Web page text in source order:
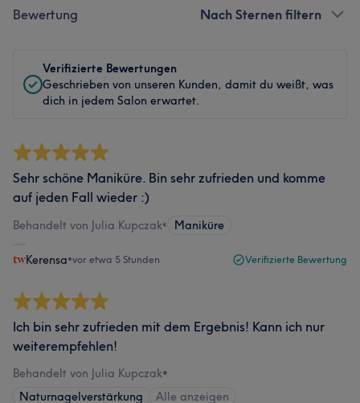
Bewertung Nach Sternen filtern
Verifizierte Bewertungen
Geschrieben von unseren Kunden, damit du weißt, was
dich in jedem Salon erwartet.
Sehr schöne Maniküre. Bin sehr zufrieden und komme
auf jeden Fall wieder :)
Behandelt von Julia Kupczak• Maniküre
Kerensa•vor etwa 5 Stunden Verifizierte Bewertung
Ich bin sehr zufrieden mit dem Ergebnis! Kann ich nur
weiterempfehlen!
Behandelt von Julia Kupczak•
Naturnagelverstärkung
Alle anzeigen